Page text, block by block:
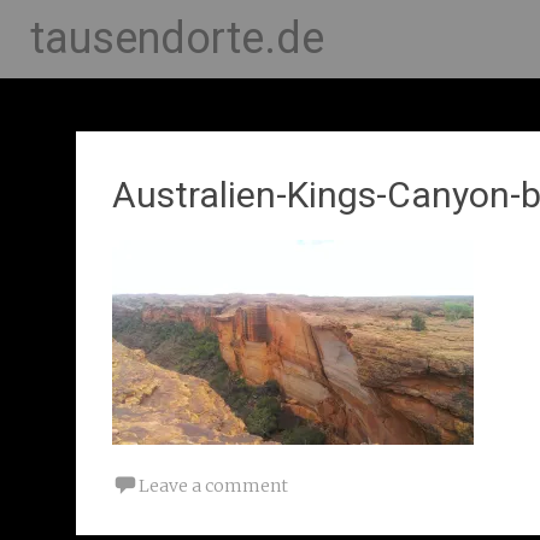
tausendorte.de
Australien-Kings-Canyon-b
Leave a comment